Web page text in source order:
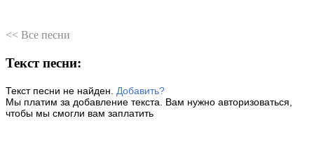
<< Все песни
Текст песни:
Текст песни не найден. Добавить?
Мы платим за добавление текста. Вам нужно авторизоваться,
чтобы мы смогли вам заплатить